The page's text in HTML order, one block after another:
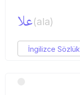
علا(ala)
İngilizce Sözlük